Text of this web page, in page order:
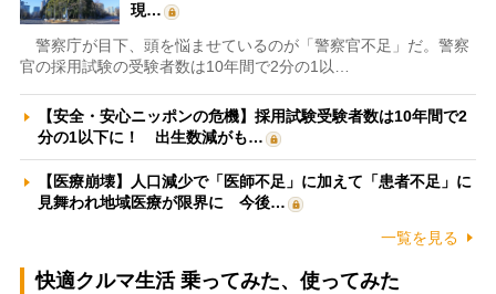
現…
警察庁が目下、頭を悩ませているのが「警察官不足」だ。警察
官の採用試験の受験者数は10年間で2分の1以…
【安全・安心ニッポンの危機】採用試験受験者数は10年間で2
分の1以下に！ 出生数減がも…
【医療崩壊】人口減少で「医師不足」に加えて「患者不足」に
見舞われ地域医療が限界に 今後…
一覧を見る
快適クルマ生活 乗ってみた、使ってみた